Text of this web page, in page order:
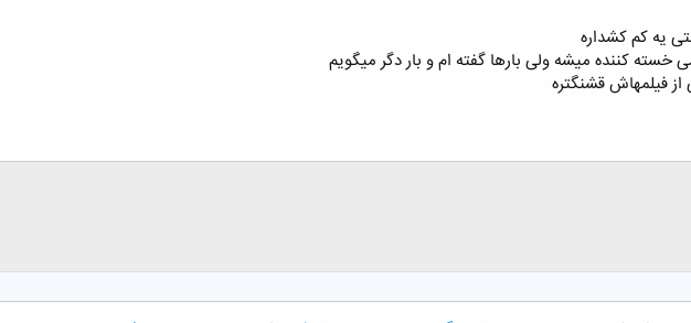
یه کم کشداره
خسته کننده میشه ولی بارها گفته ام و بار دگر میگویم
فیلمهاش قشنگتره